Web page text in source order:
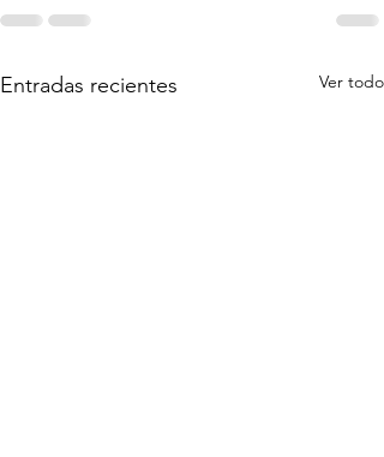
Entradas recientes Ver todo